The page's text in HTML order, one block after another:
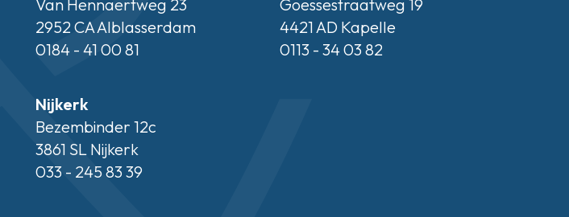
Van Hennaertweg 23
2952 CA Alblasserdam
0184 - 41 00 81
Goessestraatweg 19
4421 AD Kapelle
0113 - 34 03 82
Nijkerk
Bezembinder 12c
3861 SL Nijkerk
033 - 245 83 39